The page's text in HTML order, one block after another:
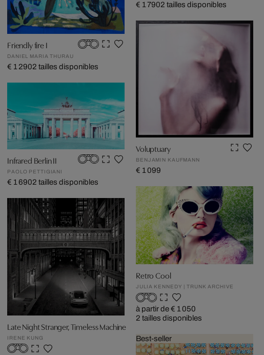
Friendly fire I
DANIEL MARIA THURAU
€ 1 2902 tailles disponibles
Infrared Berlin II
PAOLO PETTIGIANI
€ 1 6902 tailles disponibles
Late Night Stranger, Timeless Machine
IRENE KUNG
€ 1 7902 tailles disponibles
Voluptuary
BENJAMIN KAUFMANN
€ 1 099
Retro Cool
JULIA KENNEDY | TRUNK ARCHIVE
à partir de € 1 050
2 tailles disponibles
Best-seller